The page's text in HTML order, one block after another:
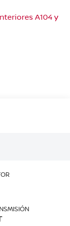
A104 y